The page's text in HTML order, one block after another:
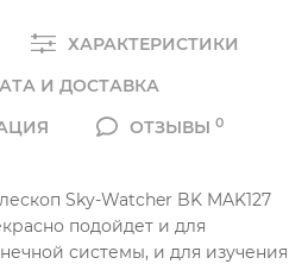
ХАРАКТЕРИСТИКИ
И ДОСТАВКА
ОТЗЫВЫ0
Sky-Watcher BK MAK127
подойдет и для
системы, и для изучения